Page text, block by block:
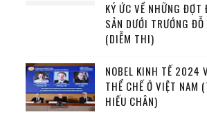
KÝ ỨC VỀ NHỮNG
SẢN DƯỚI TRƯỚNG ĐỖ
(DIỄM THI)
NOBEL KINH TẾ 2024
THỂ CHẾ Ở VIỆT NAM
HIẾU CHÂN)